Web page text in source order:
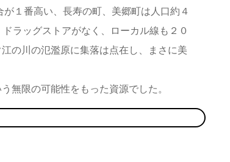
１番高い、長寿の町、美郷町は人口約４
ラッグストアがなく、ローカル線も２０
の川の氾濫原に集落は点在し、まさに美
無限の可能性をもった資源でした。